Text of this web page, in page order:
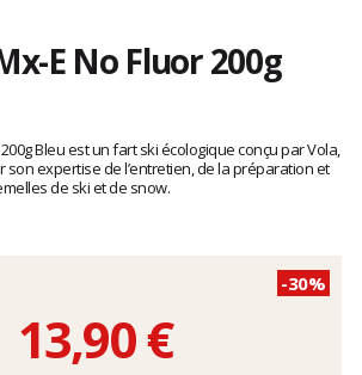
E No Fluor 200g
Bleu est un fart ski écologique conçu par Vola,
expertise de l’entretien, de la préparation et
de ski et de snow.
-30%
13,90 €